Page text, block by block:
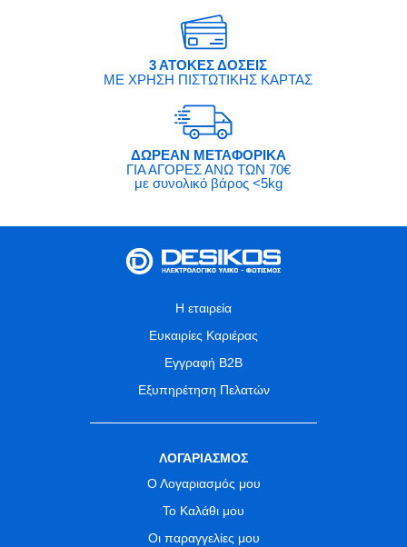
3 ΑΤΟΚΕΣ ΔΟΣΕΙΣ
ΜΕ ΧΡΗΣΗ ΠΙΣΤΩΤΙΚΗΣ ΚΑΡΤΑΣ
ΔΩΡΕΑΝ ΜΕΤΑΦΟΡΙΚΑ
ΓΙΑ ΑΓΟΡΕΣ ΑΝΩ ΤΩΝ 70€
με συνολικό βάρος <5kg
Η εταιρεία
Ευκαιρίες Καριέρας
Εγγραφή B2B
Εξυπηρέτηση Πελατών
ΛΟΓΑΡΙΑΣΜΟΣ
Ο Λογαριασμός μου
Το Καλάθι μου
Οι παραγγελίες μου